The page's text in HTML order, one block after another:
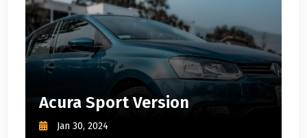
Acura Sport Version
Jan 30, 2024